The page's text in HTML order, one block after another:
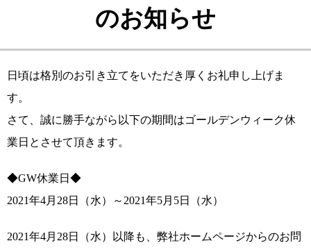
のお知らせ
日頃は格別のお引き立てをいただき厚くお礼申し上げま
す。
さて、誠に勝手ながら以下の期間はゴールデンウィーク休
業日とさせて頂きます。
◆GW休業日◆
2021年4月28日（水）～2021年5月5日（水）
2021年4月28日（水）以降も、弊社ホームページからのお問